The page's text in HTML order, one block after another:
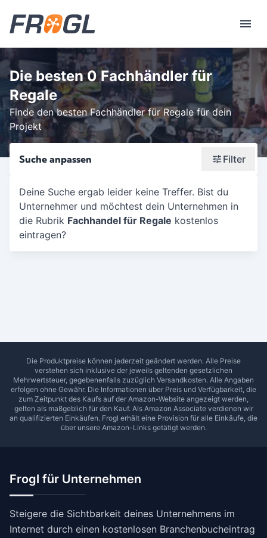
Die besten 0 Fachhändler für
Regale
Finde den besten Fachhändler für Regale für dein
Projekt
Suche anpassen Filter
Wonach suchst du?
Stadt oder Postleitzahl
Deine Suche ergab leider keine Treffer. Bist du
Unternehmer und möchtest dein Unternehmen in
die Rubrik Fachhandel für Regale kostenlos
eintragen?
Die Produktpreise können jederzeit geändert werden. Alle Preise
verstehen sich inklusive der jeweils geltenden gesetzlichen
Mehrwertsteuer, gegebenenfalls zuzüglich Versandkosten. Alle Angaben
erfolgen ohne Gewähr. Die Informationen über Preis und Verfügbarkeit, die
zum Zeitpunkt des Kaufs auf der Amazon-Website angezeigt werden,
gelten als maßgeblich für den Kauf. Als Amazon Associate verdienen wir
an qualifizierten Einkäufen. Frogl erhält eine Provision für alle Einkäufe, die
über unsere Amazon-Links getätigt werden.
Frogl für Unternehmen
Steigere die Sichtbarkeit deines Unternehmens im
Internet durch einen kostenlosen Branchenbucheintrag